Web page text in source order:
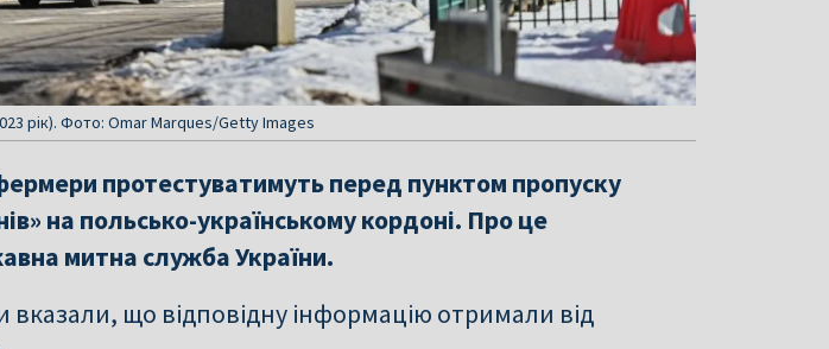
рік). Фото: Omar Marques/Getty Images
протестуватимуть перед пунктом пропуску
на польсько-українському кордоні. Про це
митна служба України.
вказали, що відповідну інформацію отримали від